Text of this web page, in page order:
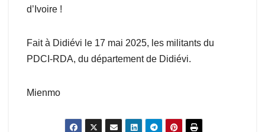
d’Ivoire !
Fait à Didiévi le 17 mai 2025, les militants du
PDCI-RDA, du département de Didiévi.
Mienmo